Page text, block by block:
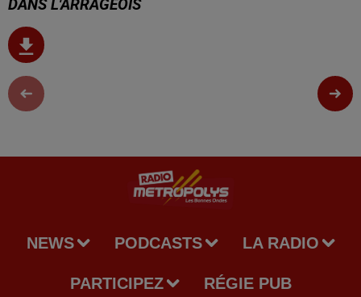
DANS L'ARRAGEOIS
NEWS PODCASTS LA RADIO
PARTICIPEZ RÉGIE PUB